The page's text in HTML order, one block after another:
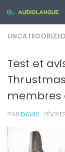
Skip to
UNCATEGORIZED
Test et
membres
PAR DAVID ·